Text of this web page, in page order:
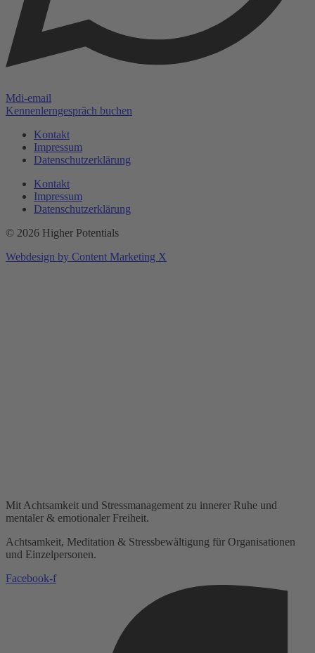
Mdi-email
Kennenlerngespräch buchen
Kontakt
Impressum
Datenschutzerklärung
Kontakt
Impressum
Datenschutzerklärung
© 2026 Higher Potentials
Webdesign by Content Marketing X
Mit Achtsamkeit und Stressmanagement zu innerer Ruhe und
mentaler & emotionaler Freiheit.
Achtsamkeit, Meditation & Stressbewältigung für Organisationen
und Einzelpersonen.
Facebook-f